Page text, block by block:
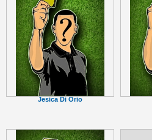
Jesica Di Orio